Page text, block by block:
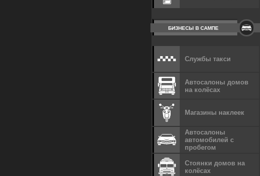
БИЗНЕСЫ В САМПЕ
Службы такси
Автосалоны домов
на колёсах
Магазины наклеек
Автосалоны
автомобилей с
пробегом
Стоянки домов на
колёсах